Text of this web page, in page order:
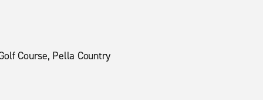
Course, Pella Country